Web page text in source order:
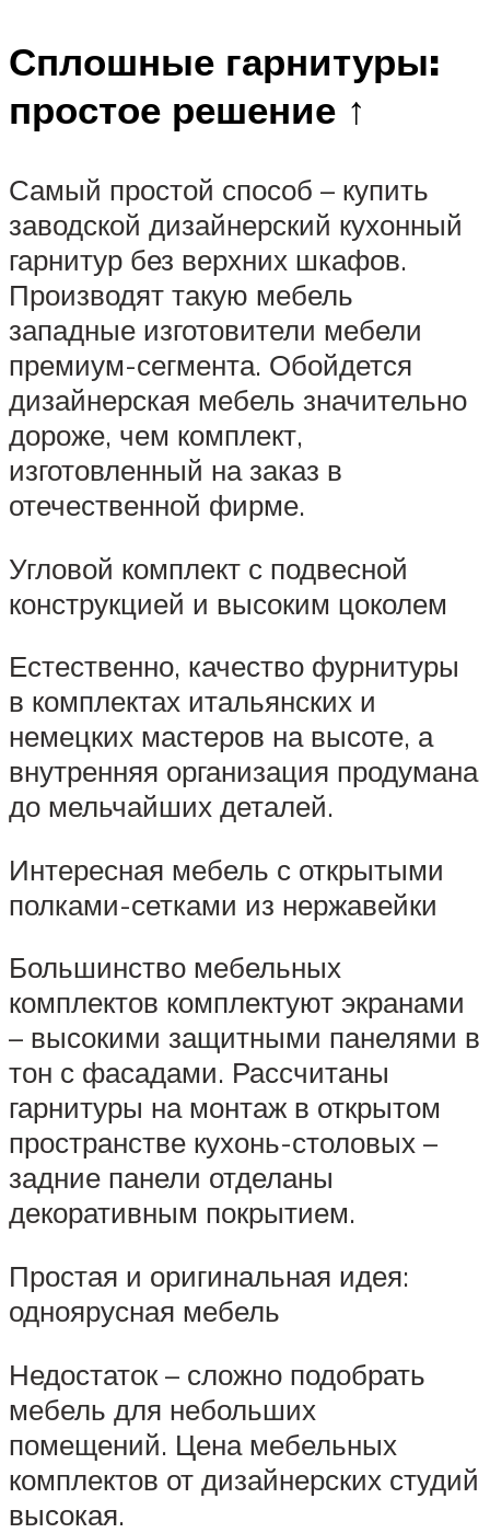
Сплошные гарнитуры:
простое решение ↑
Самый простой способ – купить
заводской дизайнерский кухонный
гарнитур без верхних шкафов.
Производят такую мебель
западные изготовители мебели
премиум-сегмента. Обойдется
дизайнерская мебель значительно
дороже, чем комплект,
изготовленный на заказ в
отечественной фирме.
Угловой комплект с подвесной
конструкцией и высоким цоколем
Естественно, качество фурнитуры
в комплектах итальянских и
немецких мастеров на высоте, а
внутренняя организация продумана
до мельчайших деталей.
Интересная мебель с открытыми
полками-сетками из нержавейки
Большинство мебельных
комплектов комплектуют экранами
– высокими защитными панелями в
тон с фасадами. Рассчитаны
гарнитуры на монтаж в открытом
пространстве кухонь-столовых –
задние панели отделаны
декоративным покрытием.
Простая и оригинальная идея:
одноярусная мебель
Недостаток – сложно подобрать
мебель для небольших
помещений. Цена мебельных
комплектов от дизайнерских студий
высокая.